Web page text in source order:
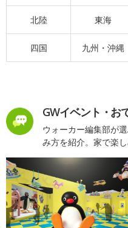
北陸 東海
四国 九州・沖縄
GWイベント・お
ウォーカー編集部が
み方を紹介。家で楽